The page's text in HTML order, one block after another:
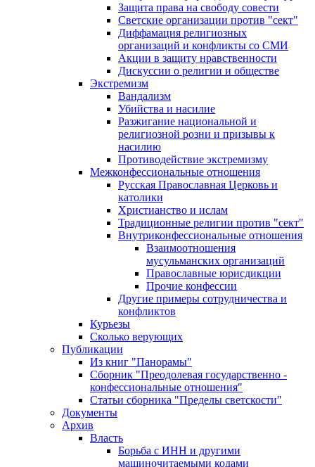
Защита права на свободу совести
Светские организации против "сект"
Диффамация религиозных
организаций и конфликты со СМИ
Акции в защиту нравственности
Дискуссии о религии и обществе
Экстремизм
Вандализм
Убийства и насилие
Разжигание национальной и
религиозной розни и призывы к
насилию
Противодействие экстремизму
Межконфессиональные отношения
Русская Православная Церковь и
католики
Христианство и ислам
Традиционные религии против "сект"
Внутриконфессиональные отношения
Взаимоотношения
мусульманских организаций
Православные юрисдикции
Прочие конфессии
Другие примеры сотрудничества и
конфликтов
Курьезы
Сколько верующих
Публикации
Из книг "Панорамы"
Сборник "Преодолевая государственно -
конфессиональные отношения"
Статьи сборника "Пределы светскости"
Документы
Архив
Власть
Борьба с ИНН и другими
машиночитаемыми кодами